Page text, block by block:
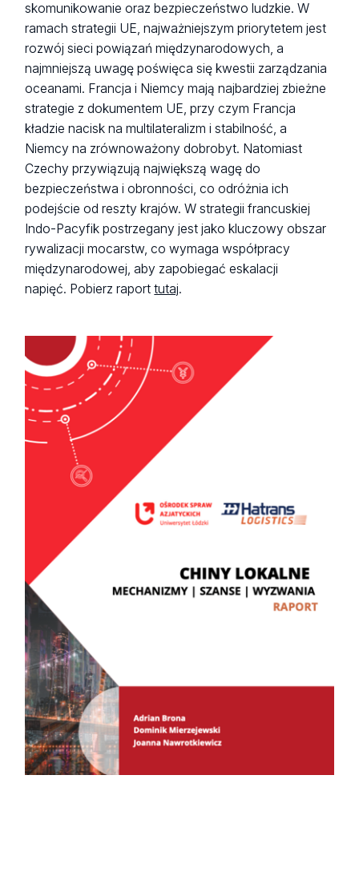
skomunikowanie oraz bezpieczeństwo ludzkie. W
ramach strategii UE, najważniejszym priorytetem jest
rozwój sieci powiązań międzynarodowych, a
najmniejszą uwagę poświęca się kwestii zarządzania
oceanami. Francja i Niemcy mają najbardziej zbieżne
strategie z dokumentem UE, przy czym Francja
kładzie nacisk na multilateralizm i stabilność, a
Niemcy na zrównoważony dobrobyt. Natomiast
Czechy przywiązują największą wagę do
bezpieczeństwa i obronności, co odróżnia ich
podejście od reszty krajów. W strategii francuskiej
Indo-Pacyfik postrzegany jest jako kluczowy obszar
rywalizacji mocarstw, co wymaga współpracy
międzynarodowej, aby zapobiegać eskalacji
napięć. Pobierz raporttutaj.